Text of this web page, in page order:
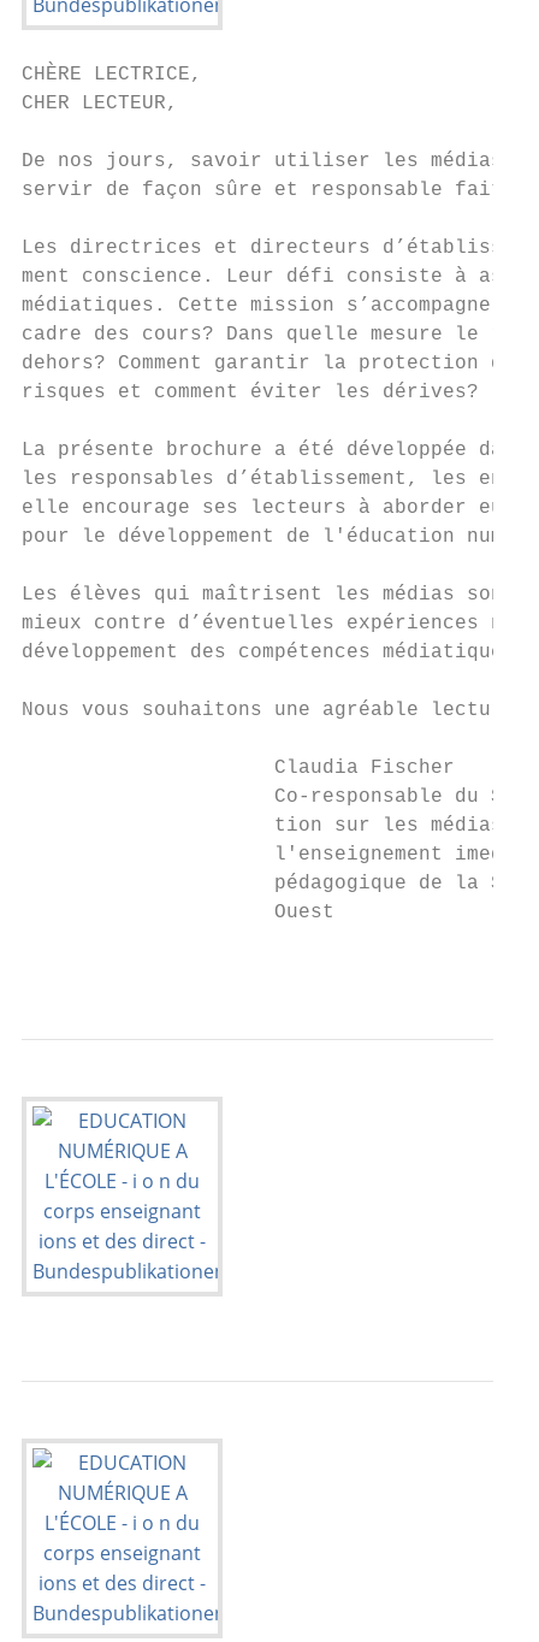
CHÈRE LECTRICE,
CHER LECTEUR,
De nos jours, savoir utiliser les médias
servir de façon sûre et responsable fait
Les directrices et directeurs
ment conscience. Leur défi consiste à
médiatiques. Cette mission s’accompagne
cadre des cours? Dans quelle mesure le
dehors? Comment garantir la protection
risques et comment éviter les dérives?
La présente brochure a été développée
les responsables d’établissement, les
elle encourage ses lecteurs à aborder
pour le développement de l'éducation
Les élèves qui maîtrisent les médias sont
mieux contre d’éventuelles expériences
développement des compétences médiatiques
Nous vous souhaitons une agréable lecture.
Claudia Fischer
Co-responsable du
tion sur les médias
l'enseignement
pédagogique de la
                     Ouest